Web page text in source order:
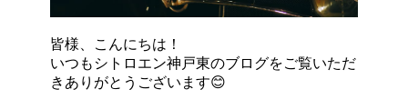
皆様、こんにちは！
いつもシトロエン神戸東のブログをご覧いただ
きありがとうございます😊